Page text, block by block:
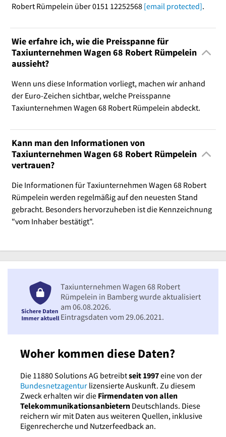
Robert Rümpelein über 0151 12252568 [email protected].
Wie erfahre ich, wie die Preisspanne für
Taxiunternehmen Wagen 68 Robert Rümpelein
aussieht?
Wenn uns diese Information vorliegt, machen wir anhand
der Euro-Zeichen sichtbar, welche Preisspanne
Taxiunternehmen Wagen 68 Robert Rümpelein abdeckt.
Kann man den Informationen von
Taxiunternehmen Wagen 68 Robert Rümpelein
vertrauen?
Die Informationen für Taxiunternehmen Wagen 68 Robert
Rümpelein werden regelmäßig auf den neuesten Stand
gebracht. Besonders hervorzuheben ist die Kennzeichnung
"vom Inhaber bestätigt".
Woher kommen diese Daten?
Die 11880 Solutions AG betreibtseit 1997eine von der
Bundesnetzagentur lizensierte Auskunft. Zu diesem
Zweck erhalten wir die Firmendaten von allen
Telekommunikationsanbietern Deutschlands. Diese
reichern wir mit Daten aus weiteren Quellen, inklusive
Eigenrecherche und Nutzerfeedback an.
Taxiunternehmen Wagen 68 Robert
Rümpelein in Bamberg wurde aktualisiert
am 06.08.2026.
Eintragsdaten vom 29.06.2021.